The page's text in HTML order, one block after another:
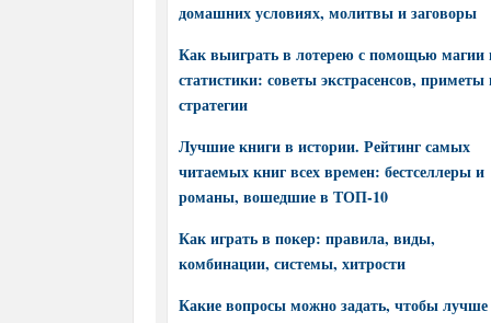
домашних условиях, молитвы и заговоры
Как выиграть в лотерею с помощью магии
статистики: советы экстрасенсов, приметы
стратегии
Лучшие книги в истории. Рейтинг самых
читаемых книг всех времен: бестселлеры и
романы, вошедшие в ТОП-10
Как играть в покер: правила, виды,
комбинации, системы, хитрости
Какие вопросы можно задать, чтобы лучше